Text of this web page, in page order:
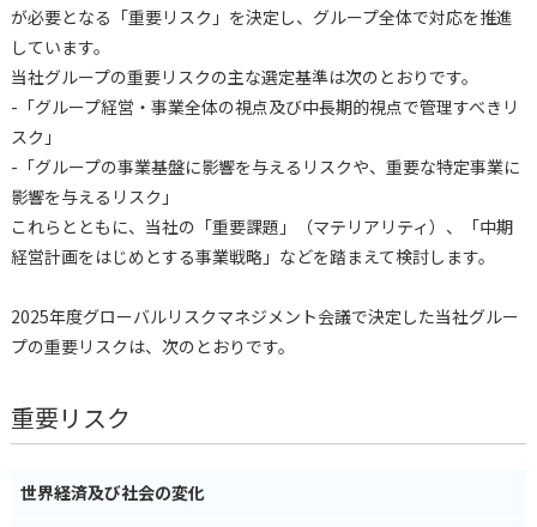
が必要となる「重要リスク」を決定し、グループ全体で対応を推進
しています。
当社グループの重要リスクの主な選定基準は次のとおりです。
-「グループ経営・事業全体の視点及び中長期的視点で管理すべきリ
スク」
-「グループの事業基盤に影響を与えるリスクや、重要な特定事業に
影響を与えるリスク」
これらとともに、当社の「重要課題」（マテリアリティ）、「中期
経営計画をはじめとする事業戦略」などを踏まえて検討します。
2025年度グローバルリスクマネジメント会議で決定した当社グルー
プの重要リスクは、次のとおりです。
重要リスク
世界経済及び社会の変化